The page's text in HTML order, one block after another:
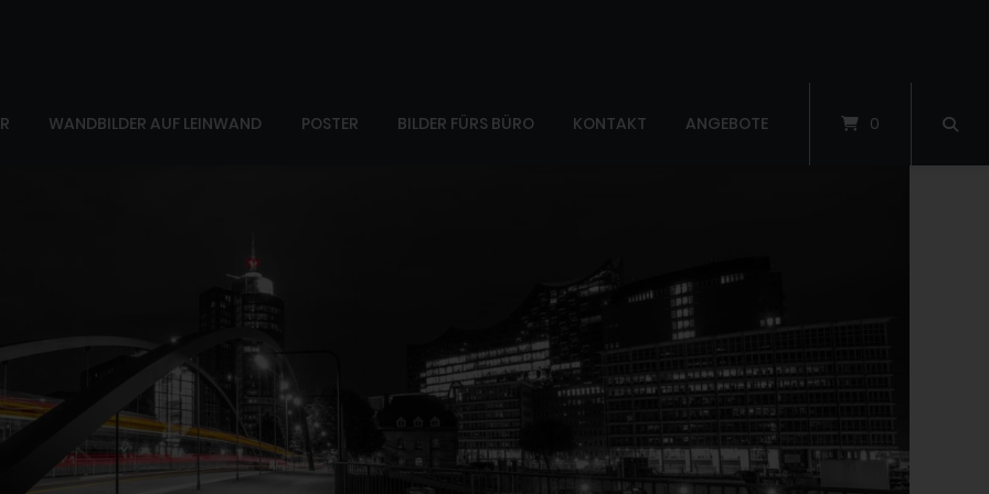
WANDBILDER AUF LEINWAND POSTER BILDER FÜRS BÜRO KONTAKT ANGEBOTE 0